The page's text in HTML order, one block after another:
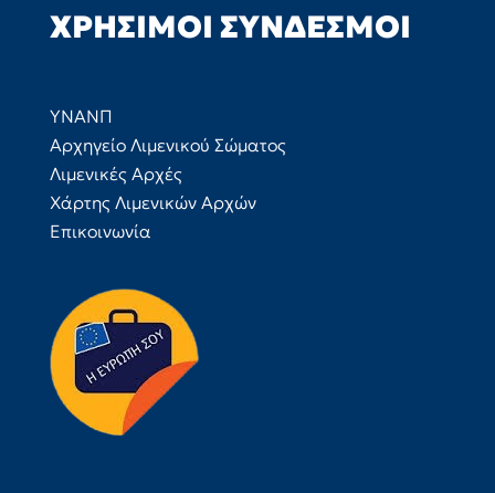
ΧΡΉΣΙΜΟΙ ΣΎΝΔΕΣΜΟΙ
ΥΝΑΝΠ
Αρχηγείο Λιμενικού Σώματος
Λιμενικές Αρχές
Χάρτης Λιμενικών Αρχών
Επικοινωνία